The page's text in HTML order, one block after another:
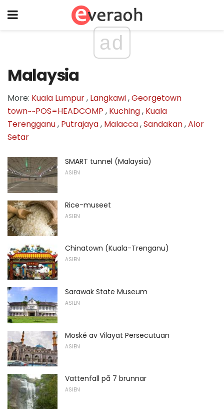
ad
Malaysia
More: Kuala Lumpur, Langkawi,Georgetown
town~~POS=HEADCOMP , Kuching, Kuala
Terengganu, Putrajaya, Malacca,Sandakan,Alor
Setar
SMART tunnel (Malaysia)
ASIEN
Rice-museet
ASIEN
Chinatown (Kuala-Trenganu)
ASIEN
Sarawak State Museum
ASIEN
Moské av Vilayat Persecutuan
ASIEN
Vattenfall på 7 brunnar
ASIEN